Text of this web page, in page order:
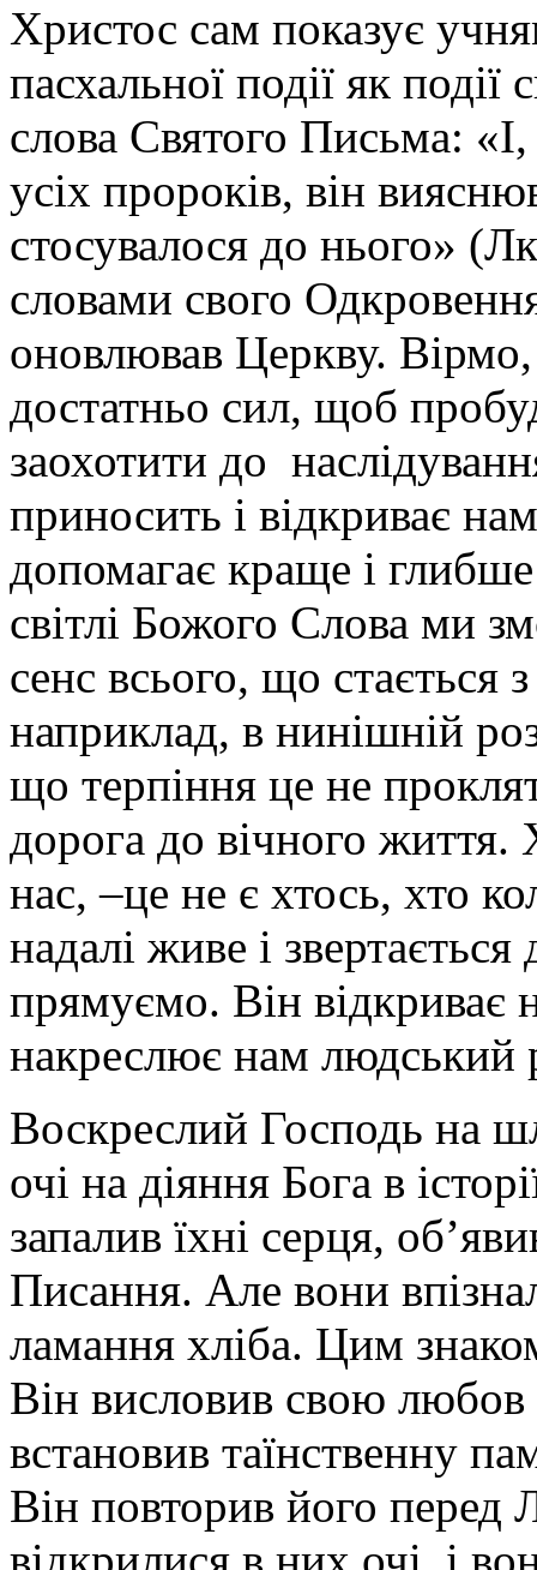
Христос сам показує
пасхальної події як
слова Святого Письма:
усіх пророків, він
стосувалося до нього»
словами свого
оновлював Церкву.
достатньо сил, щоб
заохотити до
приносить і відкриває
допомагає краще і
світлі Божого Слова ми
сенс всього, що
наприклад, в нинішній
що терпіння це не
дорога до вічного
нас, –це не є хтось, хто
надалі живе і
прямуємо. Він відкриває
накреслює нам людський
Воскреслий Господь на
очі на діяння Бога в
запалив їхні серця,
Писання. Але вони
ламання хліба. Цим
Він висловив свою любов
встановив таїнственну
Він повторив його перед
відкрилися в них очі, і